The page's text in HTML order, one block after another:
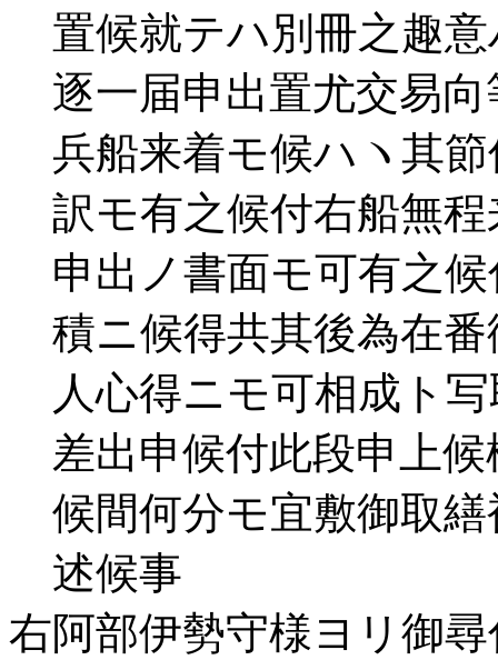
置候就テハ別冊之趣意
逐一届申出置尤交易向
兵船来着モ候ハヽ其節
訳モ有之候付右船無程
申出ノ書面モ可有之候
積ニ候得共其後為在番
人心得ニモ可相成ト
差出申候付此段申上候
候間何分モ宜敷御取繕
述候事
右阿部伊勢守様ヨリ御